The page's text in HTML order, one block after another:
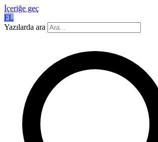
İçeriğe geç
FL
Yazılarda ara